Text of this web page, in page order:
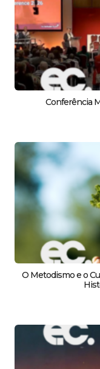
Conferência
O Metodismo e o